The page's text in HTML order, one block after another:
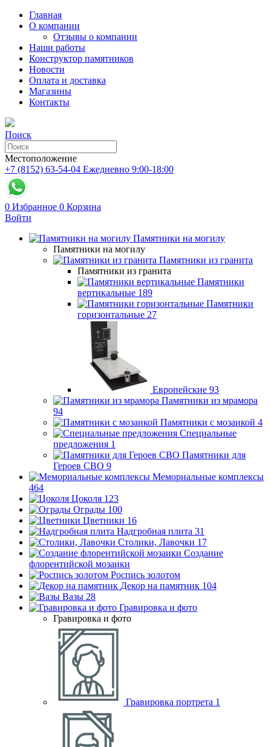
Главная
О компании
Отзывы о компании
Наши работы
Конструктор памятников
Новости
Оплата и доставка
Магазины
Контакты
Поиск
Местоположение
+7 (8152) 63-54-04 Ежедневно 9:00-18:00
0 Избранное 0 Корзина
Войти
Памятники на могилу
Памятники на могилу
Памятники из гранита
Памятники из гранита
Памятники
вертикальные 189
Памятники
горизонтальные 27
Европейские 93
Памятники из мрамора
94
Памятники с мозаикой 4
Специальные
предложения 1
Памятники для
Героев СВО 9
Мемориальные комплексы
464
Цоколя 123
Ограды 100
Цветники 16
Надгробная плита 31
Столики, Лавочки 17
Создание
флорентийской мозаики
Роспись золотом
Декор на памятник 104
Вазы 28
Гравировка и фото
Гравировка и фото
Гравировка портрета 1